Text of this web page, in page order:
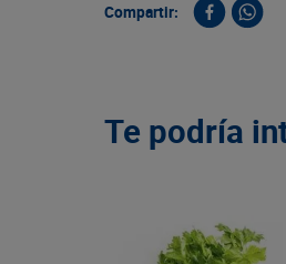
Compartir:
Te podría